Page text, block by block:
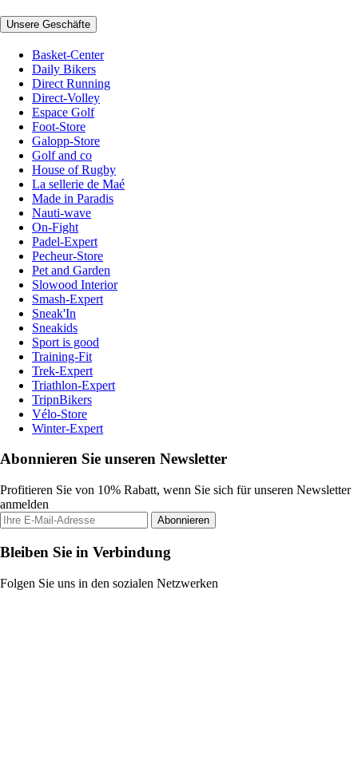
Unsere Geschäfte
Basket-Center
Daily Bikers
Direct Running
Direct-Volley
Espace Golf
Foot-Store
Galopp-Store
Golf and co
House of Rugby
La sellerie de Maé
Made in Paradis
Nauti-wave
On-Fight
Padel-Expert
Pecheur-Store
Pet and Garden
Slowood Interior
Smash-Expert
Sneak'In
Sneakids
Sport is good
Training-Fit
Trek-Expert
Triathlon-Expert
TripnBikers
Vélo-Store
Winter-Expert
Abonnieren Sie unseren Newsletter
Profitieren Sie von 10% Rabatt, wenn Sie sich für unseren Newsletter
anmelden
Abonnieren
Bleiben Sie in Verbindung
Folgen Sie uns in den sozialen Netzwerken